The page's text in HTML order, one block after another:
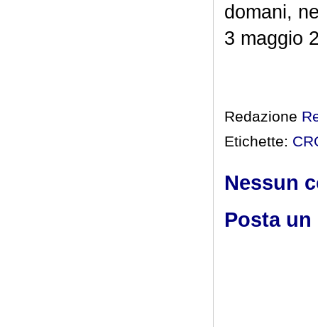
domani,
3 maggio
Redazione
Etichette:
Nessun
Posta